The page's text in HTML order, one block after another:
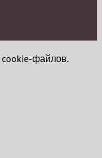
cookie-файлов.